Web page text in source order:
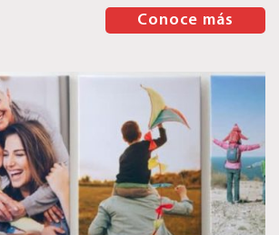
Conoce más